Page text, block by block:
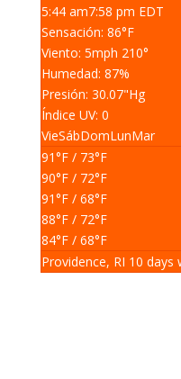
5:44 am7:58 pm EDT
Sensación: 86°F
Viento: 5mph 210°
Humedad: 87%
Presión: 30.07"Hg
Índice UV: 0
VieSábDomLunMar
91°F/ 73°F
90°F/ 72°F
91°F/ 68°F
88°F/ 72°F
84°F/ 68°F
Providence, RI 10 days